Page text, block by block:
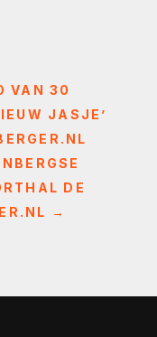
VAN 30
JASJE’
DE
→